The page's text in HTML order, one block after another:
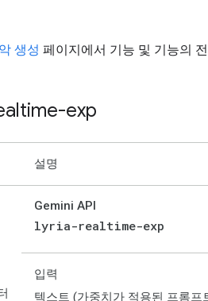
생성 페이지에서 기능 및 기능의
exp
설명
Gemini API
lyria-realtime-exp
입력
텍스트 (가중치가 적용된 프롬프